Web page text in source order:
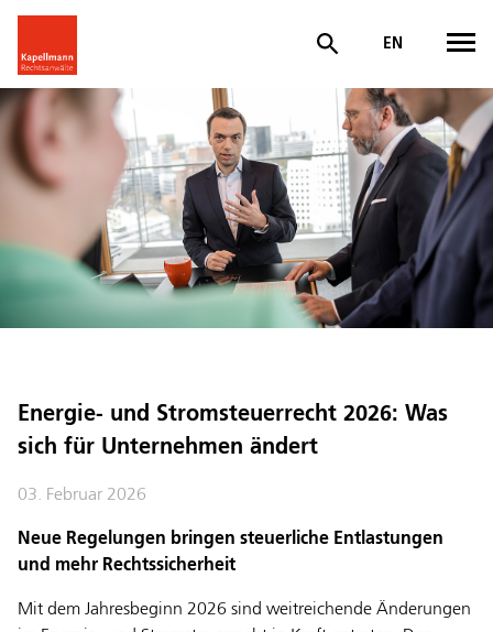
EN
Energie- und Stromsteuerrecht 2026: Was
sich für Unternehmen ändert
03. Februar 2026
Neue Regelungen bringen steuerliche Entlastungen
und mehr Rechtssicherheit
Mit dem Jahresbeginn 2026 sind weitreichende Änderungen